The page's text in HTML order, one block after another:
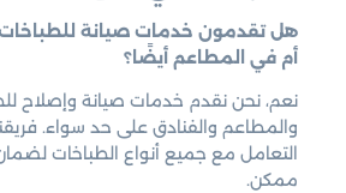
هل تقدمون خدمات صيانة
أم في المطاعم أيضًا؟
نعم، نحن نقدم خدمات صيانة وإصلاح
والمطاعم والفنادق على حد سواء.
التعامل مع جميع أنواع الطباخات
ممكن.